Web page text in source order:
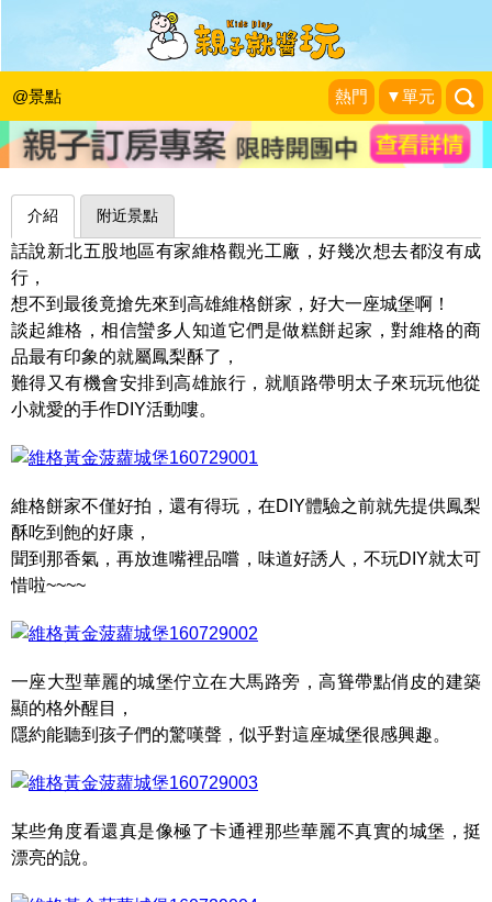
@景點 熱門 ▼單元
糕餅公仔來站崗，捍衛美味鳳梨酥的自
由～高雄維格餅家-黃金菠蘿城堡
魚兒 x 牽手明太子的「視」界旅行|2016-07-29
介紹 附近景點
話說新北五股地區有家維格觀光工廠，好幾次想去都沒有成
行，
想不到最後竟搶先來到高雄維格餅家，好大一座城堡啊！
談起維格，相信蠻多人知道它們是做糕餅起家，對維格的商
品最有印象的就屬鳳梨酥了，
難得又有機會安排到高雄旅行，就順路帶明太子來玩玩他從
小就愛的手作DIY活動嘍。
維格餅家不僅好拍，還有得玩，在DIY體驗之前就先提供鳳梨
酥吃到飽的好康，
聞到那香氣，再放進嘴裡品嚐，味道好誘人，不玩DIY就太可
惜啦~~~~
一座大型華麗的城堡佇立在大馬路旁，高聳帶點俏皮的建築
顯的格外醒目，
隱約能聽到孩子們的驚嘆聲，似乎對這座城堡很感興趣。
某些角度看還真是像極了卡通裡那些華麗不真實的城堡，挺
漂亮的說。